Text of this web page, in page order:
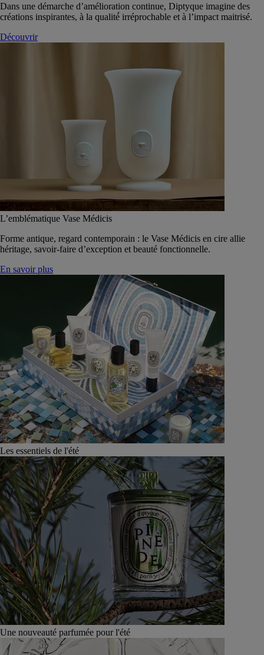
Dans une démarche d’amélioration continue, Diptyque imagine des
créations inspirantes, à la qualité́ irréprochable et à l’impact maitrisé.
Découvrir
L’emblématique Vase Médicis
Forme antique, regard contemporain : le Vase Médicis en cire allie
héritage, savoir-faire d’exception et beauté fonctionnelle.
En savoir plus
Les essentiels de l'été
Une nouveauté parfumée pour l'été